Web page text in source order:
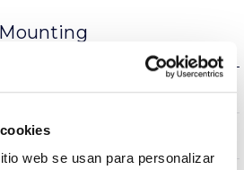
web se usan para personalizar
471x683x366mm
NO